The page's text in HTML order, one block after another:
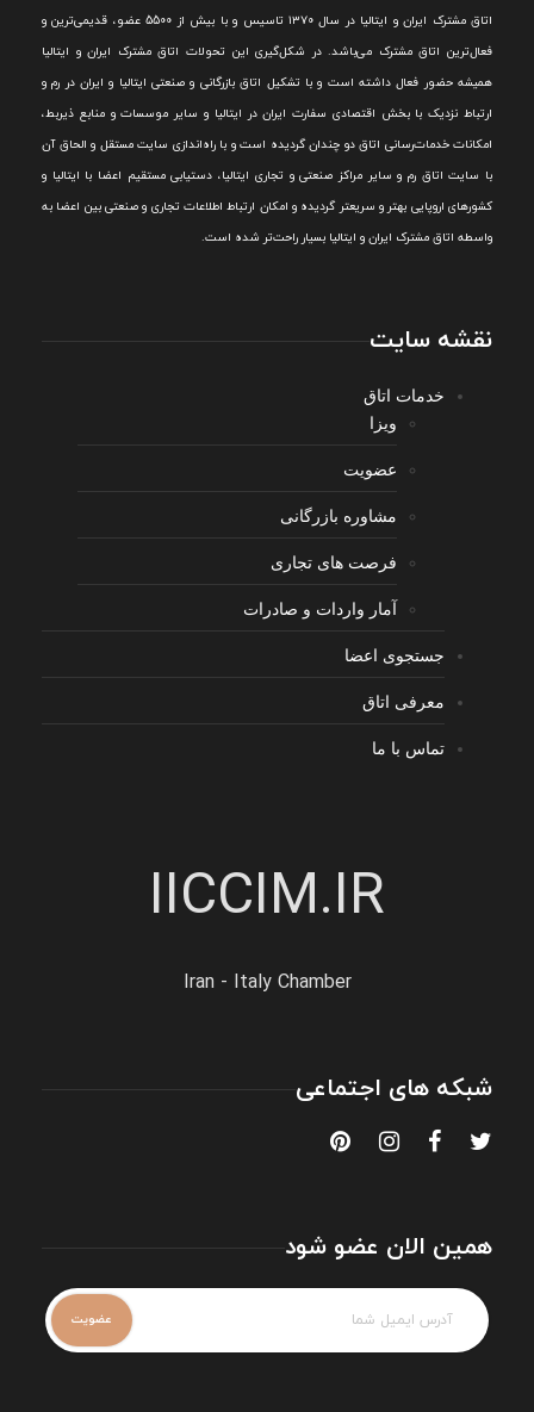
اتاق مشترک ایران و ایتالیا در سال ۱۳۷۰ تاسیس و با بیش از 5500 عضو، قدیمی‌ترین و
فعال‌ترین اتاق مشترک می‌باشد.در شکل‌گيری اين تحولات اتاق مشترک ايران و ايتاليا
هميشه حضور فعال داشته است و با تشکيل اتاق بازرگانی و صنعتی ايتاليا و ايران در رم و
ارتباط نزديک با بخش اقتصادی سفارت ايران در ايتاليا و ساير موسسات و منابع ذيربط،
امکانات خدمات‌رسانی اتاق دو چندان گرديده است و با راه‌اندازی سايت مستقل و الحاق آن
با سايت اتاق رم و ساير مراکز صنعتی و تجاری ايتاليا، دستيابی مستقيم اعضا با ايتاليا و
کشورهای اروپایی بهتر و سريعتر گرديده و امکان ارتباط اطلاعات تجاری و صنعتی بين اعضا به
واسطه اتاق مشترک ایران و ایتالیا بسیار راحت‌تر شده است.
نقشه سایت
خدمات اتاق
ویزا
عضویت
مشاوره بازرگانی
فرصت های تجاری
آمار واردات و صادرات
جستجوی اعضا
معرفی اتاق
تماس با ما
IICCIM.IR
Iran - Italy Chamber
شبکه های اجتماعی
همین الان عضو شود